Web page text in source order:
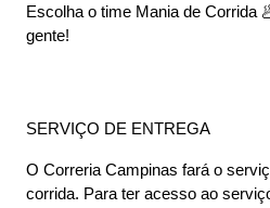
Escolha o time Mania de Corrida
gente!
SERVIÇO DE ENTREGA
O Correria Campinas fará o
corrida. Para ter acesso ao